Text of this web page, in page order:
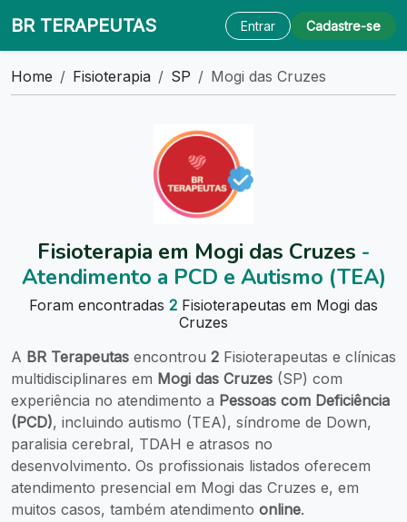
BR TERAPEUTAS Entrar Cadastre-se
Home Fisioterapia SP Mogi das Cruzes
Fisioterapia em Mogi das Cruzes -
Atendimento a PCD e Autismo (TEA)
Foram encontradas 2 Fisioterapeutas em Mogi das
Cruzes
A BR Terapeutas encontrou 2 Fisioterapeutas e clínicas
multidisciplinares em Mogi das Cruzes (SP) com
experiência no atendimento a Pessoas com Deficiência
(PCD), incluindo autismo (TEA), síndrome de Down,
paralisia cerebral, TDAH e atrasos no
desenvolvimento. Os profissionais listados oferecem
atendimento presencial em Mogi das Cruzes e, em
muitos casos, também atendimento online.